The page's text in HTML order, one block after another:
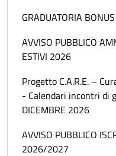
GRADUATORIA
AVVISO PUBBLICO
ESTIVI 2026
Progetto C.A.R.E. –
- Calendari incontri di
DICEMBRE 2026
AVVISO PUBBLICO
2026/2027